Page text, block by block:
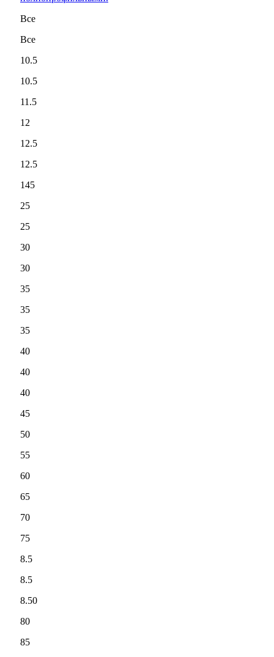
Все
Все
10.5
10.5
11.5
12
12.5
12.5
145
25
25
30
30
35
35
35
40
40
40
45
50
55
60
65
70
75
8.5
8.5
8.50
80
85